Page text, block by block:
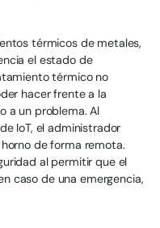
térmicos de metales,
el estado de
térmico no
hacer frente a la
a un problema. Al
IoT, el administrador
de forma remota.
al permitir que el
caso de una emergencia,